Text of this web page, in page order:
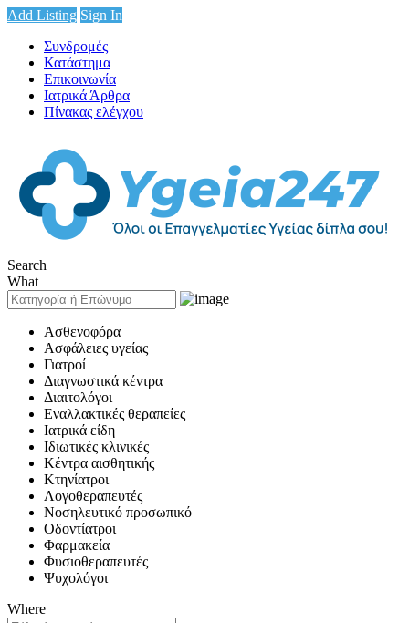
Add Listing Sign In
Συνδρομές
Κατάστημα
Επικοινωνία
Ιατρικά Άρθρα
Πίνακας ελέγχου
Search
What
Ασθενοφόρα
Ασφάλειες υγείας
Γιατροί
Διαγνωστικά κέντρα
Διαιτολόγοι
Εναλλακτικές θεραπείες
Ιατρικά είδη
Ιδιωτικές κλινικές
Κέντρα αισθητικής
Κτηνίατροι
Λογοθεραπευτές
Νοσηλευτικό προσωπικό
Οδοντίατροι
Φαρμακεία
Φυσιοθεραπευτές
Ψυχολόγοι
Where